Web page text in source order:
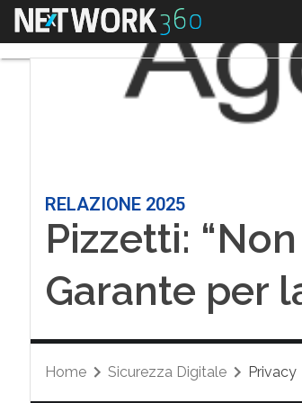
Menu
RELAZIONE 2025
Pizzetti:
Garante per
Home Sicurezza Digitale Privacy